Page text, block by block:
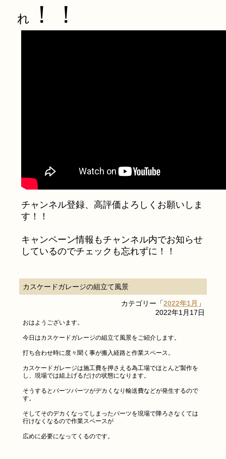
れ
！！
チャンネル登録、高評価よろしくお願いしま
す！！
キャンペーン情報もチャンネル内でお知らせ
しているのでチェックも忘れずに！！
カスケードガレージの組立て風景
カテゴリー「2022年1月 」
2022年1月17日
おはようございます。
今日はカスケードガレージの組立て風景をご紹介します。
打ち合わせ時に度々聞く事が搬入経路と作業スペース。
カスケードガレージは施工費を押さえる為工場でほとんど製作を
し、現場では組上げるだけの状態になります。
そうするとパーツパーツがデカくなり輸送費などが発生するので
す。
そしてそのデカくなってしまったパーツを現場で降ろさなくては
行けなくなるので作業スペースが
広めに必要になってくるのです。